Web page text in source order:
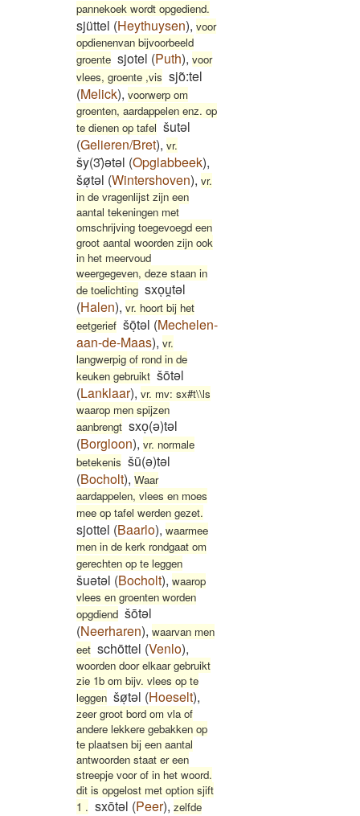
pannekoek wordt opgediend.
sjüttel (Heythuysen), voor
opdienenvan bijvoorbeeld
groente sjotel (Puth), voor
vlees, groente ,vis sjo͂:tel
(Melick), voorwerp om
groenten, aardappelen enz. op
te dienen op tafel šutəl
(Gelieren/Bret), vr.
šy(3)̄ətəl (Opglabbeek),
šøͅtəl (Wintershoven), vr.
in de vragenlijst zijn een
aantal tekeningen met
omschrijving toegevoegd een
groot aantal woorden zijn ook
in het meervoud
weergegeven, deze staan in
de toelichting sxoͅu̯təl
(Halen), vr. hoort bij het
eetgerief šōͅtəl (Mechelen-
aan-de-Maas), vr.
langwerpig of rond in de
keuken gebruikt šōtəl
(Lanklaar), vr. mv: sx#t\\ls
waarop men spijzen
aanbrengt sxoͅ(ə)təl
(Borgloon), vr. normale
betekenis šū(ə)təl
(Bocholt), Waar
aardappelen, vlees en moes
mee op tafel werden gezet.
sjottel (Baarlo), waarmee
men in de kerk rondgaat om
gerechten op te leggen
šuətəl (Bocholt), waarop
vlees en groenten worden
opgdiend šōtəl
(Neerharen), waarvan men
eet schōttel (Venlo),
woorden door elkaar gebruikt
zie 1b om bijv. vlees op te
leggen šøͅtəl (Hoeselt),
zeer groot bord om vla of
andere lekkere gebakken op
te plaatsen bij een aantal
antwoorden staat er een
streepje voor of in het woord.
dit is opgelost met option sjift
1 . sxōtəl (Peer), zelfde